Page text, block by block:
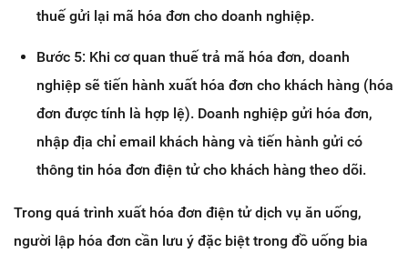
thuế gửi lại mã hóa đơn cho doanh nghiệp.
Bước 5: Khi cơ quan thuế trả mã hóa đơn, doanh
nghiệp sẽ tiến hành xuất hóa đơn cho khách hàng (hóa
đơn được tính là hợp lệ). Doanh nghiệp gửi hóa đơn,
nhập địa chỉ email khách hàng và tiến hành gửi có
thông tin hóa đơn điện tử cho khách hàng theo dõi.
Trong quá trình xuất hóa đơn điện tử dịch vụ ăn uống,
người lập hóa đơn cần lưu ý đặc biệt trong đồ uống bia